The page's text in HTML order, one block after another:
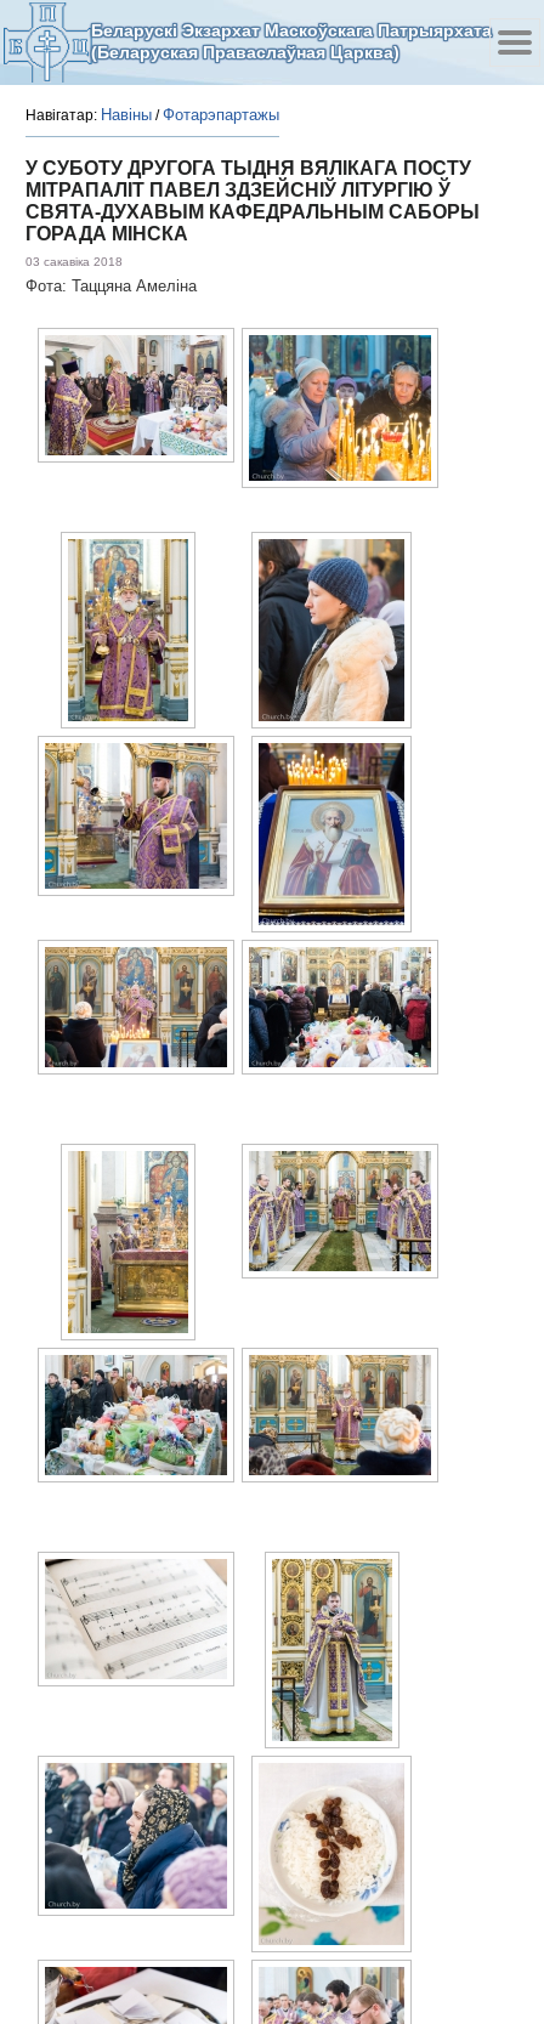
Беларускі Экзархат Маскоўскага Патрыярхата
(Беларуская Праваслаўная Царква)
Навігатар: Навіны /Фотарэпартажы
У СУБОТУ ДРУГОГА ТЫДНЯ ВЯЛІКАГА ПОСТУ
МІТРАПАЛІТ ПАВЕЛ ЗДЗЕЙСНІЎ ЛІТУРГІЮ Ў
СВЯТА-ДУХАВЫМ КАФЕДРАЛЬНЫМ САБОРЫ
ГОРАДА МІНСКА
03 сакавіка 2018
Фота: Таццяна Амеліна